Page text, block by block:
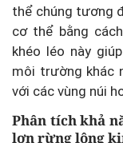
thể chúng tương
cơ thể bằng
khéo léo này
môi trường khác
với các vùng núi
Phân tích khả
lợn rừng lông